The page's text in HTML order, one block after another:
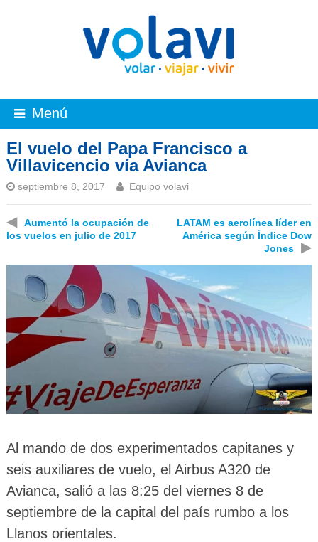
Menú
El vuelo del Papa Francisco a
Villavicencio vía Avianca
septiembre 8, 2017 Equipo volavi
◀
Aumentó la ocupación de
los vuelos en julio de 2017
LATAM es aerolínea líder en
América según Índice Dow
Jones
▶
Al mando de dos experimentados capitanes y
seis auxiliares de vuelo, el Airbus A320 de
Avianca, salió a las 8:25 del viernes 8 de
septiembre de la capital del país rumbo a los
Llanos orientales.